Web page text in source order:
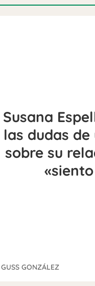
Susana
las dudas
sobre su
GUSS GONZÁLEZ